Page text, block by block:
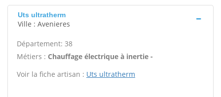
Uts ultratherm
Ville : Avenieres
Département: 38
Métiers : Chauffage électrique à inertie -
Voir la fiche artisan : Uts ultratherm